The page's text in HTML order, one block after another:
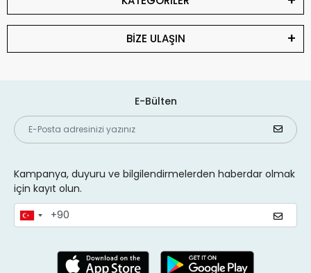
BİZE ULAŞIN
E-Bülten
Kampanya, duyuru ve bilgilendirmelerden haberdar olmak
için kayıt olun.